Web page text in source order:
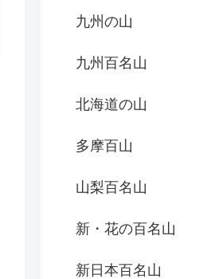
九州の山
九州百名山
北海道の山
多摩百山
山梨百名山
新・花の百名山
新日本百名山